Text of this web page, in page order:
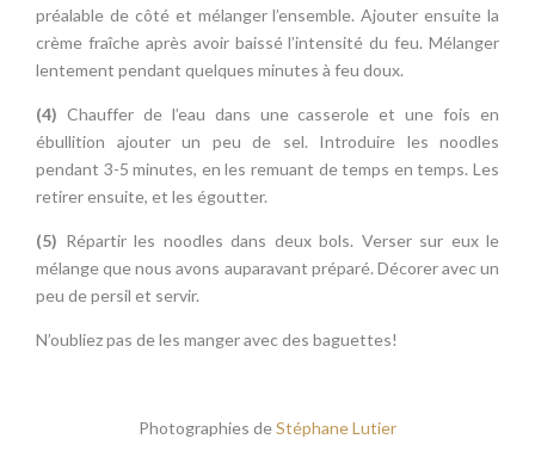
préalable de côté et mélanger l’ensemble. Ajouter ensuite la
crème fraîche après avoir baissé l’intensité du feu. Mélanger
lentement pendant quelques minutes à feu doux.
(4) Chauffer de l’eau dans une casserole et une fois en
ébullition ajouter un peu de sel. Introduire les noodles
pendant 3-5 minutes, en les remuant de temps en temps. Les
retirer ensuite, et les égoutter.
(5) Répartir les noodles dans deux bols. Verser sur eux le
mélange que nous avons auparavant préparé. Décorer avec un
peu de persil et servir.
N’oubliez pas de les manger avec des baguettes!
Photographies deStéphane Lutier